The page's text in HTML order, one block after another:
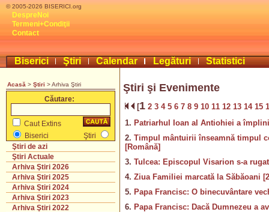
© 2005-2026 BISERICI.org
DespreNoi
Termeni+Condiţii
Contact
Biserici Ştiri Calendar Legături Statistici
Acasă > Ştiri > Arhiva Ştiri
Căutare:
Caut Extins
Biserici
Ştiri
Ştiri de azi
Ştiri Actuale
Arhiva Ştiri 2026
Arhiva Ştiri 2025
Arhiva Ştiri 2024
Arhiva Ştiri 2023
Arhiva Ştiri 2022
Ştiri şi Evenimente
[1 2 3 4 5 6 7 8 9 10 11 12 13 14 15
1. Patriarhul Ioan al Antiohiei a
2. Timpul mântuirii înseamnă timpul
[Română]
3. Tulcea: Episcopul Visarion s-a
4. Ziua Familiei marcată la Săbăoani
5. Papa Francisc: O binecuvântare
6. Papa Francisc: Dacă Dumnezeu a